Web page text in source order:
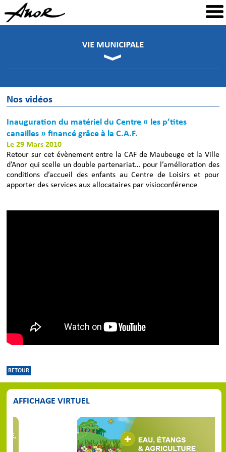
Nos vidéos
Inauguration du matériel du Centre « les p’tites
canailles » financé grâce à la C.A.F.
Le 29 Mars 2010
Retour sur cet évènement entre la CAF de Maubeuge et la Ville
d’Anor qui scelle un double partenariat… pour l’amélioration des
conditions d’accueil des enfants au Centre de Loisirs et pour
apporter des services aux allocataires par visioconférence
RETOUR
AFFICHAGE VIRTUEL